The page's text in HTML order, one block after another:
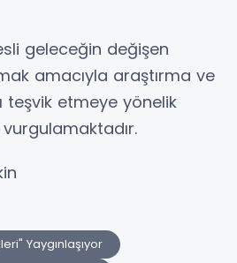
geleceğin değişen
amacıyla araştırma ve
teşvik etmeye yönelik
vurgulamaktadır.
Yaygınlaşıyor